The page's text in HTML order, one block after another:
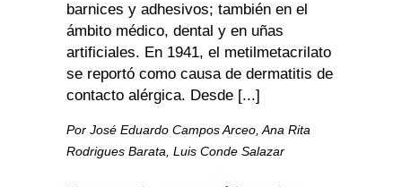
barnices y adhesivos; también en el
ámbito médico, dental y en uñas
artificiales. En 1941, el metilmetacrilato
se reportó como causa de dermatitis de
contacto alérgica. Desde [...]
Por José Eduardo Campos Arceo, Ana Rita
Rodrigues Barata, Luis Conde Salazar